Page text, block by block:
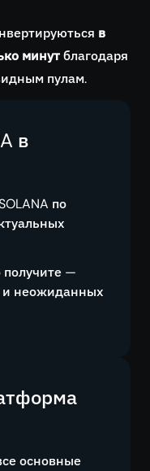
в
минутблагодаря
пулам.
в
по
получите —
и неожиданных
основные